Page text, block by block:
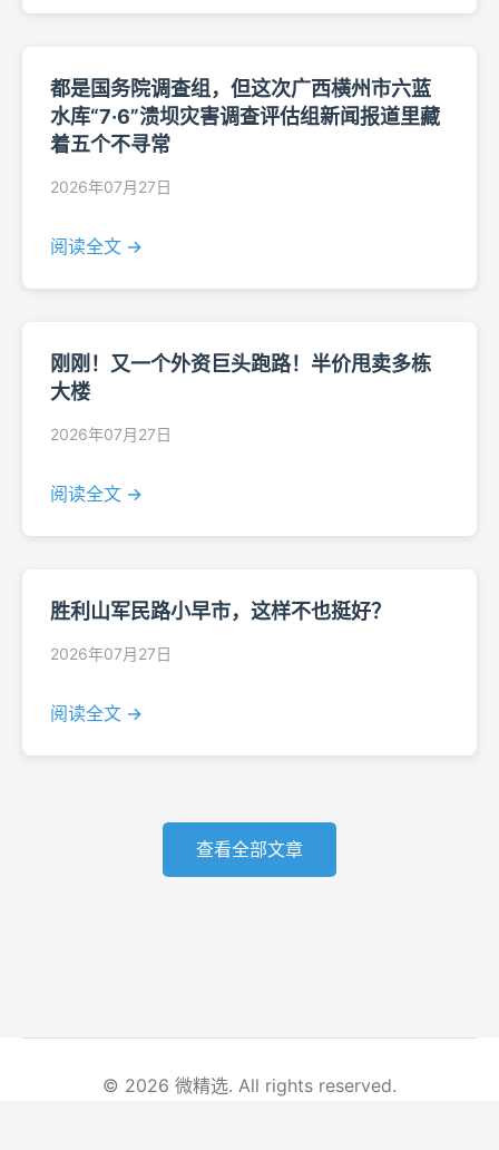
都是国务院调查组，但这次广西横州市六蓝
水库“7·6”溃坝灾害调查评估组新闻报道里藏
着五个不寻常
2026年07月27日
阅读全文 →
刚刚！又一个外资巨头跑路！半价甩卖多栋
大楼
2026年07月27日
阅读全文 →
胜利山军民路小早市，这样不也挺好？
2026年07月27日
阅读全文 →
查看全部文章
© 2026 微精选. All rights reserved.